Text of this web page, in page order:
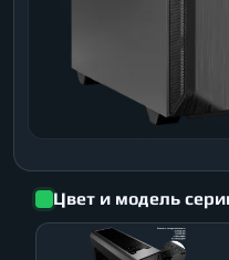
Цвет и модель